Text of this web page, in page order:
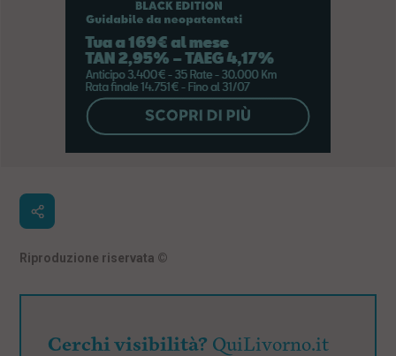
Riproduzione riservata ©
Cerchi visibilità? QuiLivorno.it